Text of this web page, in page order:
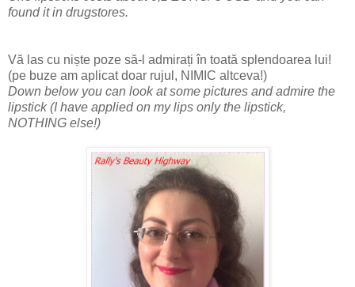
found it in drugstores.
Vă las cu niște poze să-l admirați în toată splendoarea lui!
(pe buze am aplicat doar rujul, NIMIC altceva!)
Down below you can look at some pictures and admire the
lipstick (I have applied on my lips only the lipstick,
NOTHING else!)